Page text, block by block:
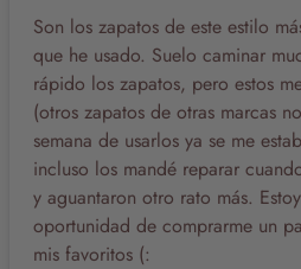
Son los zapatos de este estilo
que he usado. Suelo caminar
rápido los zapatos, pero estos
(otros zapatos de otras marcas
semana de usarlos ya se me
incluso los mandé reparar
y aguantaron otro rato más.
oportunidad de comprarme un
mis favoritos (: